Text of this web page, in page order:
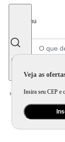
Menu
Veja as
Insira seu CEP e
Home Brinquedo e Colecionável